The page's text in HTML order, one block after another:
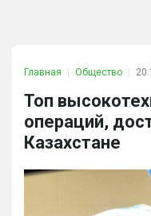
Главная Общество
Топ
операций,
Казахстане